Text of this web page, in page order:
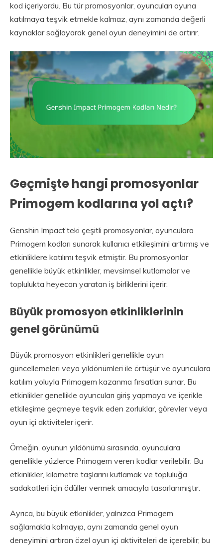
kod içeriyordu. Bu tür promosyonlar, oyuncuları oyuna
katılmaya teşvik etmekle kalmaz, aynı zamanda değerli
kaynaklar sağlayarak genel oyun deneyimini de artırır.
Geçmişte hangi promosyonlar
Primogem kodlarına yol açtı?
Genshin Impact’teki çeşitli promosyonlar, oyunculara
Primogem kodları sunarak kullanıcı etkileşimini artırmış ve
etkinliklere katılımı teşvik etmiştir. Bu promosyonlar
genellikle büyük etkinlikler, mevsimsel kutlamalar ve
toplulukta heyecan yaratan iş birliklerini içerir.
Büyük promosyon etkinliklerinin
genel görünümü
Büyük promosyon etkinlikleri genellikle oyun
güncellemeleri veya yıldönümleri ile örtüşür ve oyunculara
katılım yoluyla Primogem kazanma fırsatları sunar. Bu
etkinlikler genellikle oyuncuları giriş yapmaya ve içerikle
etkileşime geçmeye teşvik eden zorluklar, görevler veya
oyun içi aktiviteler içerir.
Örneğin, oyunun yıldönümü sırasında, oyunculara
genellikle yüzlerce Primogem veren kodlar verilebilir. Bu
etkinlikler, kilometre taşlarını kutlamak ve topluluğa
sadakatleri için ödüller vermek amacıyla tasarlanmıştır.
Ayrıca, bu büyük etkinlikler, yalnızca Primogem
sağlamakla kalmayıp, aynı zamanda genel oyun
deneyimini artıran özel oyun içi aktiviteleri de içerebilir; bu